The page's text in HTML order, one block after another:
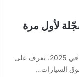
مسجّلة لأول مرة
هولندا تتجاوز 10 ملايين سيارة مسجّلة لأول مرة في 2025. تعرف على
السيارات…